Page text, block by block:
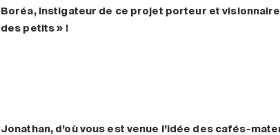
Boréa, instigateur de ce projet porteur et
des petits » !
Jonathan, d’où vous est venue l’idée des cafés-